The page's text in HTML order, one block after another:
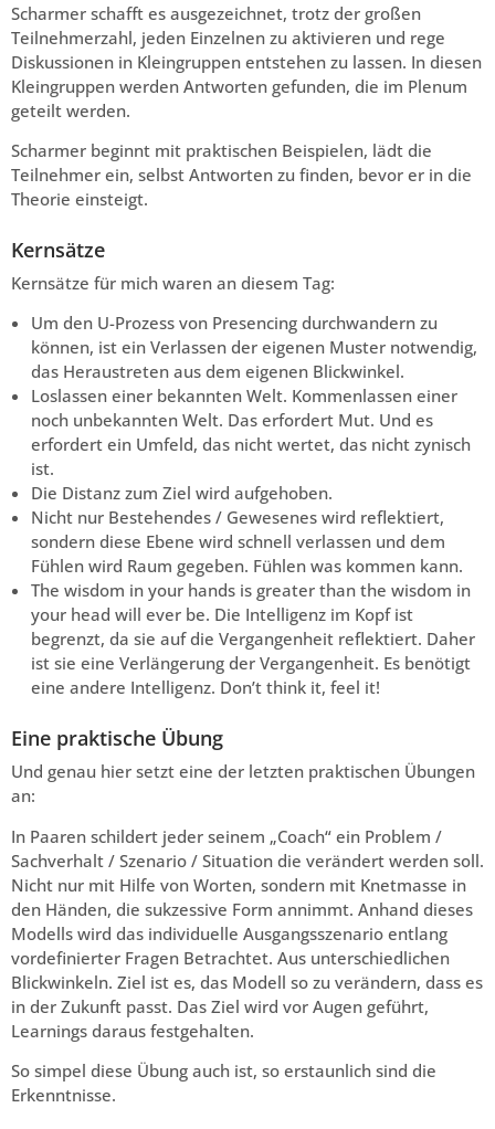
Scharmer schafft es ausgezeichnet, trotz der großen
Teilnehmerzahl, jeden Einzelnen zu aktivieren und rege
Diskussionen in Kleingruppen entstehen zu lassen. In diesen
Kleingruppen werden Antworten gefunden, die im Plenum
geteilt werden.
Scharmer beginnt mit praktischen Beispielen, lädt die
Teilnehmer ein, selbst Antworten zu finden, bevor er in die
Theorie einsteigt.
Kernsätze
Kernsätze für mich waren an diesem Tag:
Um den U-Prozess von Presencing durchwandern zu
können, ist ein Verlassen der eigenen Muster notwendig,
das Heraustreten aus dem eigenen Blickwinkel.
Loslassen einer bekannten Welt. Kommenlassen einer
noch unbekannten Welt. Das erfordert Mut. Und es
erfordert ein Umfeld, das nicht wertet, das nicht zynisch
ist.
Die Distanz zum Ziel wird aufgehoben.
Nicht nur Bestehendes / Gewesenes wird reflektiert,
sondern diese Ebene wird schnell verlassen und dem
Fühlen wird Raum gegeben. Fühlen was kommen kann.
The wisdom in your hands is greater than the wisdom in
your head will ever be. Die Intelligenz im Kopf ist
begrenzt, da sie auf die Vergangenheit reflektiert. Daher
ist sie eine Verlängerung der Vergangenheit. Es benötigt
eine andere Intelligenz. Don’t think it, feel it!
Eine praktische Übung
Und genau hier setzt eine der letzten praktischen Übungen
an:
In Paaren schildert jeder seinem „Coach“ ein Problem /
Sachverhalt / Szenario / Situation die verändert werden soll.
Nicht nur mit Hilfe von Worten, sondern mit Knetmasse in
den Händen, die sukzessive Form annimmt. Anhand dieses
Modells wird das individuelle Ausgangsszenario entlang
vordefinierter Fragen Betrachtet. Aus unterschiedlichen
Blickwinkeln. Ziel ist es, das Modell so zu verändern, dass es
in der Zukunft passt. Das Ziel wird vor Augen geführt,
Learnings daraus festgehalten.
So simpel diese Übung auch ist, so erstaunlich sind die
Erkenntnisse.